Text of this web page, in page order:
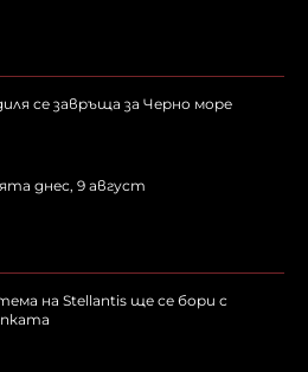
се завръща за Черно море
днес, 9 август
на Stellantis ще се бори с